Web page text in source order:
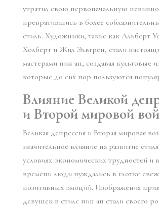
утратил свою первоначальную
превратившись в более
стиль. Художники, такие как Альберт
Холберт и Жил Элвгрен, стали
мастерами пин ап, создавая культовые
которые до сих пор пользуются
Влияние Великой
и Второй мировой
Великая депрессия и Вторая мировая
значительное влияние на развитие
условиях экономических трудностей и
времени люди нуждались в глотке
позитивных эмоций. Изображения
девушек в стиле пин ап стали своего